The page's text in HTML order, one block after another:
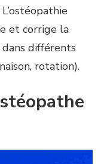
et corrige la
différents
rotation).